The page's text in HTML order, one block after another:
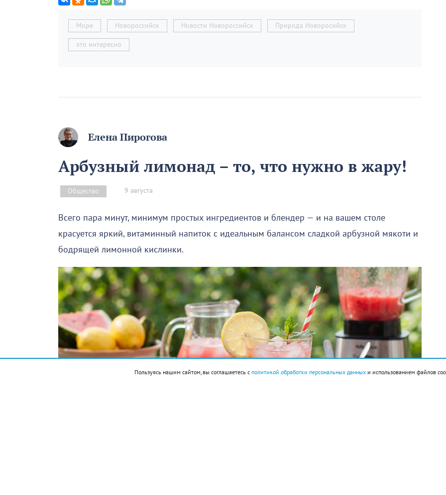
Море Новороссийск Новости Новороссийск Природа Новоросийск
это интересно
Елена Пирогова
Арбузный лимонад – то, что нужно в жару!
Общество 9 августа
Всего пара минут, минимум простых ингредиентов и блендер — и на вашем столе
красуется яркий, витаминный напиток с идеальным балансом сладкой арбузной мякоти и
бодрящей лимонной кислинки.
Пользуясь нашим сайтом, вы соглашаетесь с политикой обработки персональных данныхи использованием файлов